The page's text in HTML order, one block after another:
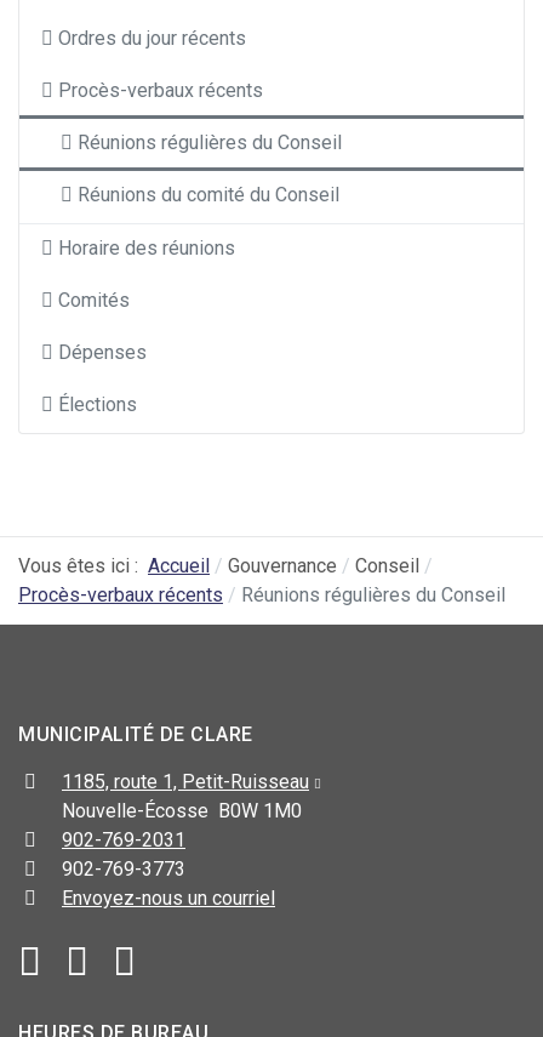
Ordres du jour récents
Procès-verbaux récents
Réunions régulières du Conseil
Réunions du comité du Conseil
Horaire des réunions
Comités
Dépenses
Élections
Vous êtes ici : Accueil Gouvernance
Conseil
Procès-verbaux récents
Réunions régulières du Conseil
MUNICIPALITÉ DE CLARE
1185, route 1, Petit-Ruisseau
Nouvelle-Écosse B0W 1M0
902-769-2031
902-769-3773
Envoyez-nous un courriel